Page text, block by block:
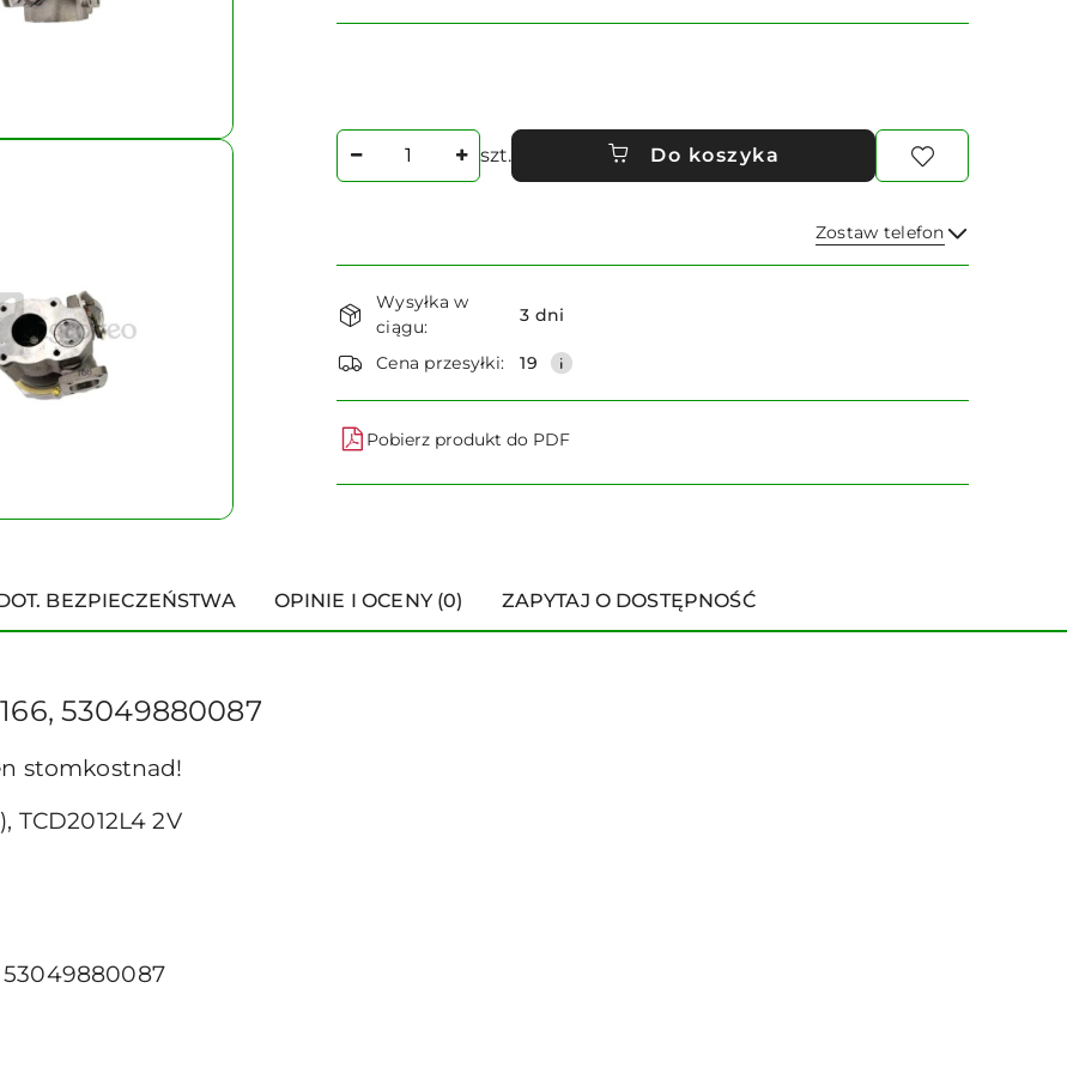
Ilość
szt. Do koszyka
Zostaw telefon
Wyślij
Dostępność
i
dostawa
Wysyłka w
ciągu:
3 dni
Cena przesyłki: 19
Pobierz produkt do PDF
BEZPIECZEŃSTWA OPINIE I OCENY (0) ZAPYTAJ O DOSTĘPNOŚĆ
53049880087
stomkostnad!
TCD2012L4 2V